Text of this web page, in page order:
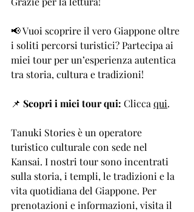
📢 Vuoi scoprire il vero Giappone oltre
i soliti percorsi turistici? Partecipa ai
miei tour per un’esperienza autentica
tra storia, cultura e tradizioni!
📌 Scopri i miei tour qui: Clicca qui.
Tanuki Stories è un operatore
turistico culturale con sede nel
Kansai. I nostri tour sono incentrati
sulla storia, i templi, le tradizioni e la
vita quotidiana del Giappone. Per
prenotazioni e informazioni, visita il